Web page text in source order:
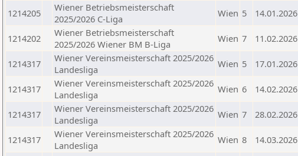
1214205
Wiener Betriebsmeisterschaft
2025/2026 C-Liga
Wien 5 14.01.2026
1214202
Wiener Betriebsmeisterschaft
2025/2026 Wiener BM B-Liga
Wien 7 11.02.2026
1214317
Wiener Vereinsmeisterschaft 2025/2026
Landesliga
Wien 5 17.01.2026
1214317
Wiener Vereinsmeisterschaft 2025/2026
Landesliga
Wien 6 14.02.2026
1214317
Wiener Vereinsmeisterschaft 2025/2026
Landesliga
Wien 7 28.02.2026
1214317
Wiener Vereinsmeisterschaft 2025/2026
Landesliga
Wien 8 14.03.2026